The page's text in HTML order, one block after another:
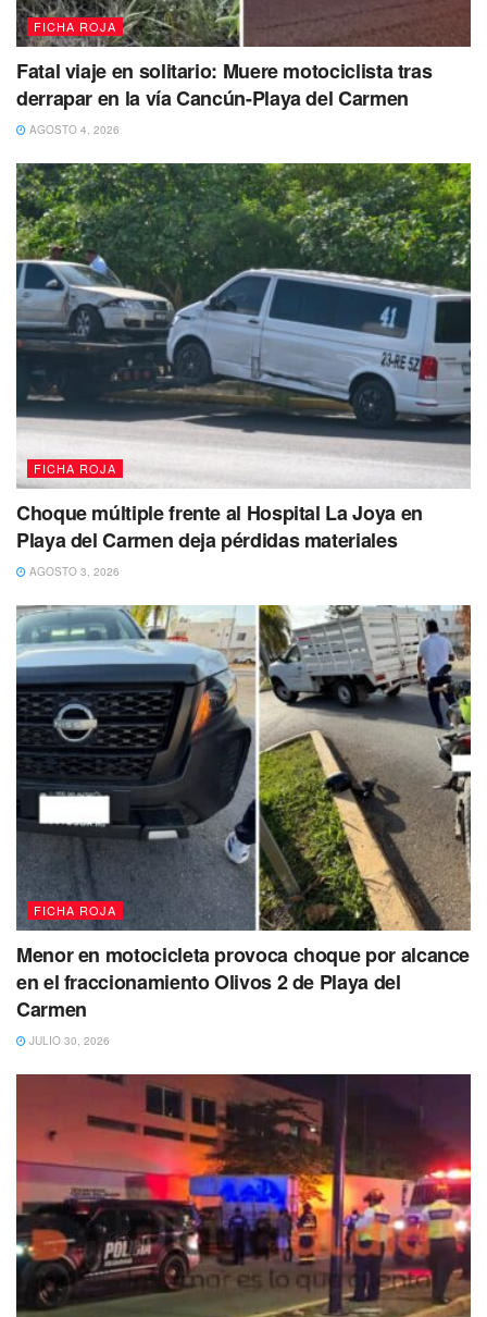
FICHA ROJA
Fatal viaje en solitario: Muere motociclista tras
derrapar en la vía Cancún-Playa del Carmen
AGOSTO 4, 2026
FICHA ROJA
Choque múltiple frente al Hospital La Joya en
Playa del Carmen deja pérdidas materiales
AGOSTO 3, 2026
FICHA ROJA
Menor en motocicleta provoca choque por alcance
en el fraccionamiento Olivos 2 de Playa del
Carmen
JULIO 30, 2026